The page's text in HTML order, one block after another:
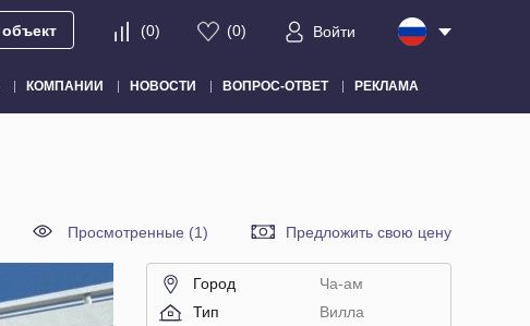
(0) (0) Войти
КОМПАНИИ НОВОСТИ ВОПРОС-ОТВЕТ РЕКЛАМА
Просмотренные (1) Предложить свою цену
Город
Ча-ам
Тип
Вилла